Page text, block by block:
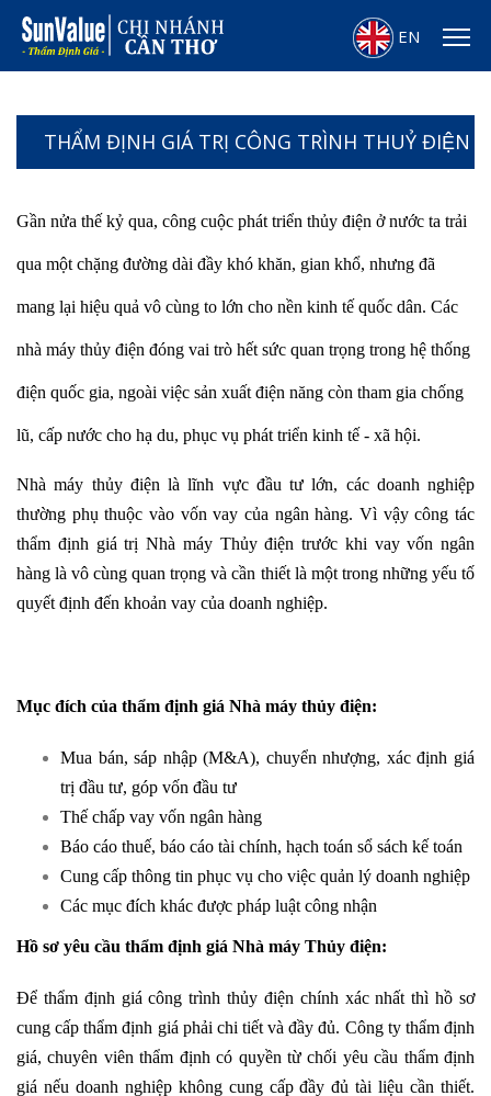
EN
THẨM ĐỊNH GIÁ TRỊ CÔNG TRÌNH THUỶ ĐIỆN
Gần nửa thế kỷ qua, công cuộc phát triển thủy điện ở nước ta trải
qua một chặng đường dài đầy khó khăn, gian khổ, nhưng đã
mang lại hiệu quả vô cùng to lớn cho nền kinh tế quốc dân. Các
nhà máy thủy điện đóng vai trò hết sức quan trọng trong hệ thống
điện quốc gia, ngoài việc sản xuất điện năng còn tham gia chống
lũ, cấp nước cho hạ du, phục vụ phát triển kinh tế - xã hội.
Nhà máy thủy điện là lĩnh vực đầu tư lớn, các doanh nghiệp
thường phụ thuộc vào vốn vay của ngân hàng. Vì vậy công tác
thẩm định giá trị Nhà máy Thủy điện trước khi vay vốn ngân
hàng là vô cùng quan trọng và cần thiết là một trong những yếu tố
quyết định đến khoản vay của doanh nghiệp.
Mục đích của thẩm định giá Nhà máy thủy điện:
Mua bán, sáp nhập (M&A), chuyển nhượng, xác định giá
trị đầu tư, góp vốn đầu tư
Thế chấp vay vốn ngân hàng
Báo cáo thuế, báo cáo tài chính, hạch toán sổ sách kế toán
Cung cấp thông tin phục vụ cho việc quản lý doanh nghiệp
Các mục đích khác được pháp luật công nhận
Hồ sơ yêu cầu thẩm định giá Nhà máy Thủy điện:
Để thẩm định giá công trình thủy điện chính xác nhất thì hồ sơ
cung cấp thẩm định giá phải chi tiết và đầy đủ. Công ty thẩm định
giá, chuyên viên thẩm định có quyền từ chối yêu cầu thẩm định
giá nếu doanh nghiệp không cung cấp đầy đủ tài liệu cần thiết.